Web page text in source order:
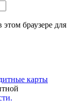
браузере для
карты